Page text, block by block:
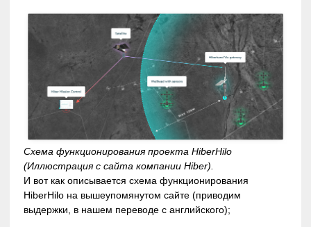
Схема функционирования проекта HiberHilo
(Иллюстрация с сайта компании Hiber).
И вот как описывается схема функционирования
HiberHilo на вышеупомянутом сайте (приводим
выдержки, в нашем переводе с английского);